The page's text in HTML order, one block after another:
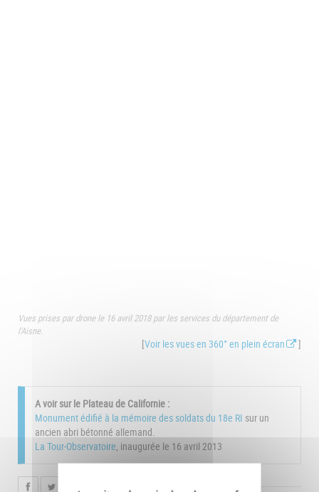
Vues prises par drone le 16 avril 2018 par les services du département de
l'Aisne.
[Voir les vues en 360° en plein écran ]
A voir sur le Plateau de Californie :
Monument édifié à la mémoire des soldats du 18e RI sur un
ancien abri bétonné allemand.
La Tour-Observatoire, inaugurée le 16 avril 2013